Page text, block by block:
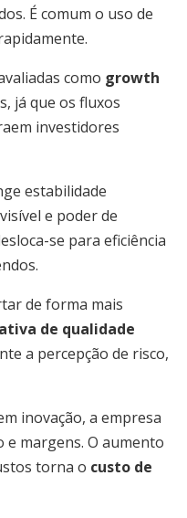
É comum o uso de
como growth
já que os fluxos
investidores
estabilidade
e poder de
se para eficiência
de forma mais
de qualidade
a percepção de risco,
inovação, a empresa
margens. O aumento
torna o custo de